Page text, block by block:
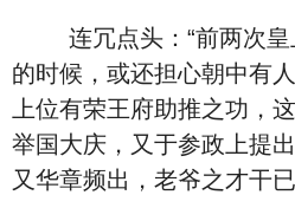
连冗点头：“前两次皇
的时候，或还担心朝中有
上位有荣王府助推之功，
举国大庆，又于参政上提
又华章频出，老爷之才干